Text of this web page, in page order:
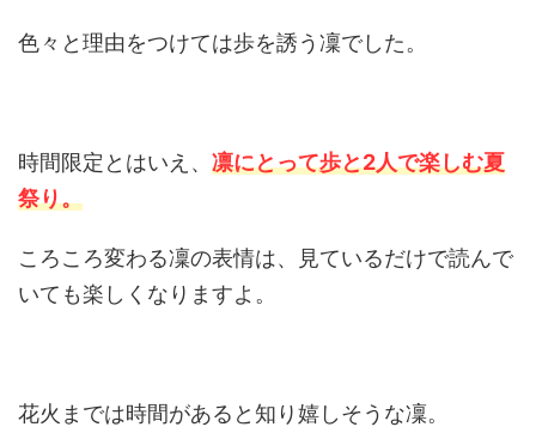
色々と理由をつけては歩を誘う凜でした。
時間限定とはいえ、 凛にとって歩と2人で楽しむ夏
祭り。
ころころ変わる凜の表情は、見ているだけで読んで
いても楽しくなりますよ。
花火までは時間があると知り嬉しそうな凜。